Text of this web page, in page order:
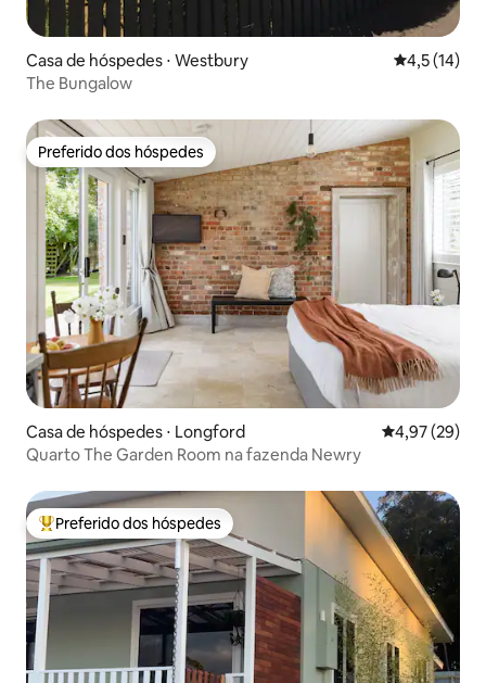
Casa de hóspedes ⋅ Westbury 4,5 de uma
4,5 (14)
The Bungalow
Preferido dos hóspedes
Preferido dos hóspedes
Casa de hóspedes ⋅ Longford 4,97 de uma
4,97 (29)
Quarto The Garden Room na fazenda Newry
Entre os melhores preferidos dos hóspedes
Preferido dos hóspedes